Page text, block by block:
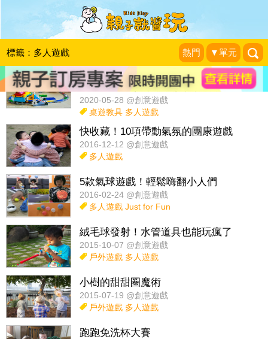
標籤：多人遊戲 熱門 ▼單元
話題： 五感開發＆感覺統合 說故事遊戲
火車自己動起來，學齡前幼童也能玩編
程～ LEGO樂高編程啟蒙小火車
2020-05-28 @創意遊戲
桌遊教具 多人遊戲
快收藏！10項帶動氣氛的團康遊戲
2016-12-12 @創意遊戲
多人遊戲
5款氣球遊戲！輕鬆嗨翻小人們
2016-02-24 @創意遊戲
多人遊戲 Just for Fun
絨毛球發射！水管道具也能玩瘋了
2015-10-07 @創意遊戲
戶外遊戲 多人遊戲
小樹的甜甜圈魔術
2015-07-19 @創意遊戲
戶外遊戲 多人遊戲
跑跑免洗杯大賽